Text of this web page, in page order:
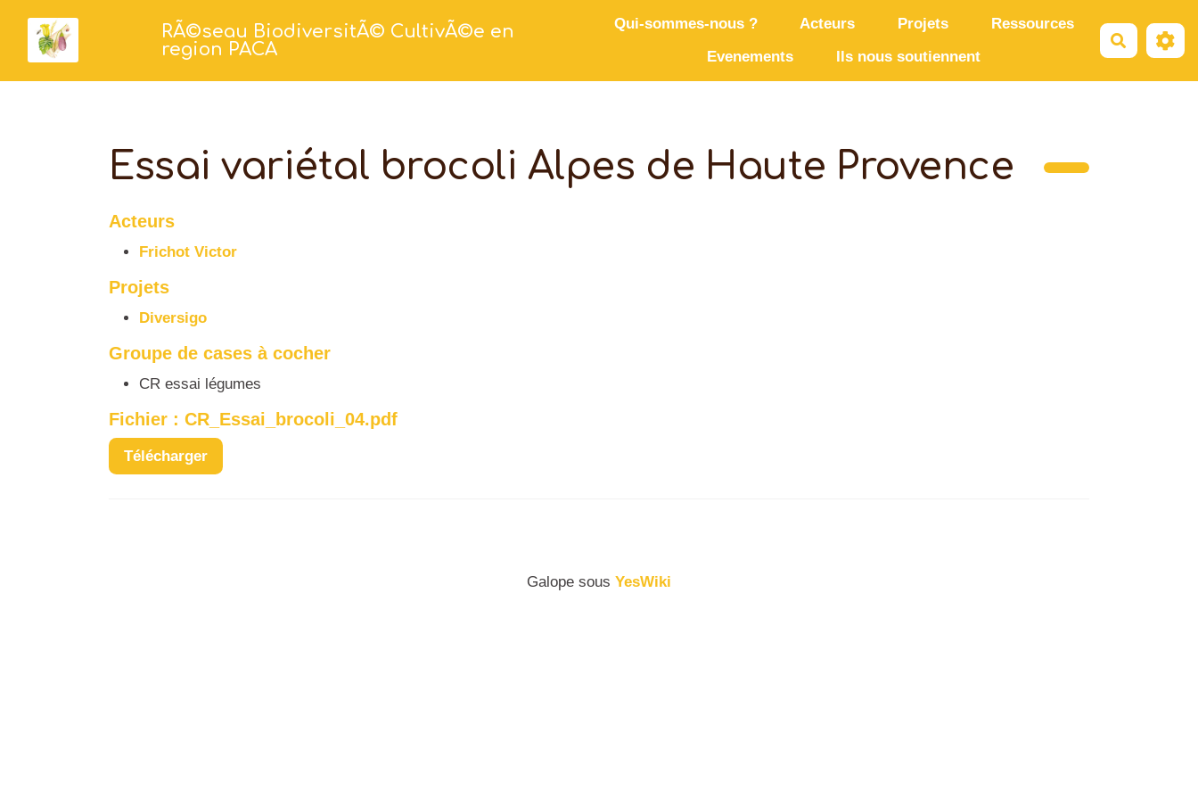
RÃ©seau BiodiversitÃ© CultivÃ©e en
region PACA
Qui-sommes-nous ? Acteurs Projets
Ressources
Evenements
Ils nous soutiennent
Essai variétal brocoli Alpes de Haute Provence
Acteurs
Frichot Victor
Projets
Diversigo
Groupe de cases à cocher
CR essai légumes
Fichier : CR_Essai_brocoli_04.pdf
Télécharger
Galope sous YesWiki